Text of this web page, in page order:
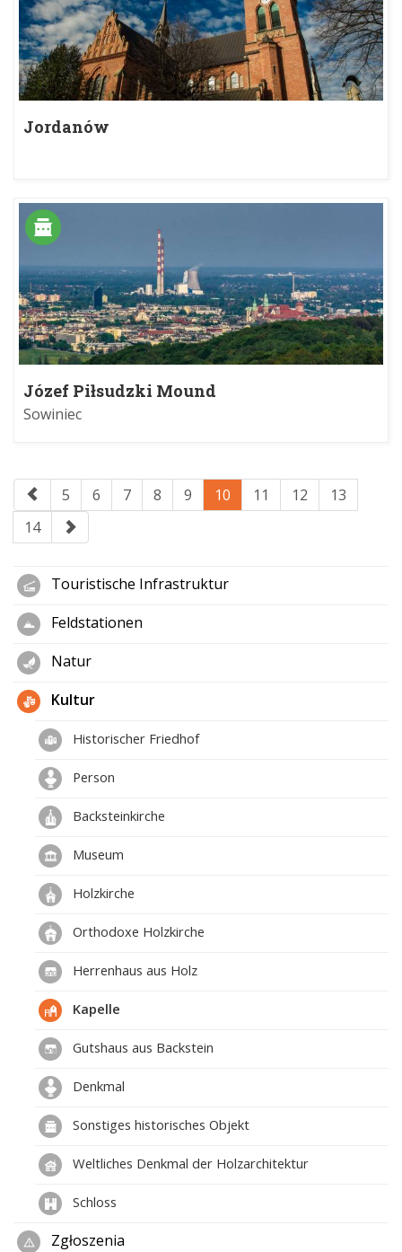
Jordanów
Józef Piłsudzki Mound
Sowiniec
5 6 7 8 9 10 11 12
13
14
Touristische Infrastruktur
Feldstationen
Natur
Kultur
Historischer Friedhof
Person
Backsteinkirche
Museum
Holzkirche
Orthodoxe Holzkirche
Herrenhaus aus Holz
Kapelle
Gutshaus aus Backstein
Denkmal
Sonstiges historisches Objekt
Weltliches Denkmal der Holzarchitektur
Schloss
Zgłoszenia